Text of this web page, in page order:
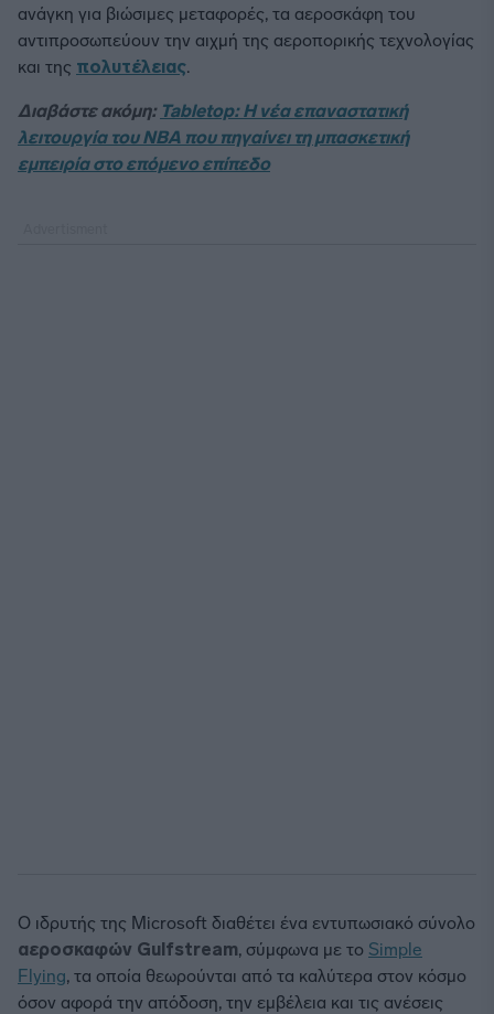
ανάγκη για βιώσιμες μεταφορές, τα αεροσκάφη του
αντιπροσωπεύουν την αιχμή της αεροπορικής τεχνολογίας
και της πολυτέλειας.
Διαβάστε ακόμη: Tabletop: Η νέα επαναστατική
λειτουργία του NBA που πηγαίνει τη μπασκετική
εμπειρία στο επόμενο επίπεδο
Ο ιδρυτής της Microsoft διαθέτει ένα εντυπωσιακό σύνολο
αεροσκαφών Gulfstream, σύμφωνα με το Simple
Flying, τα οποία θεωρούνται από τα καλύτερα στον κόσμο
όσον αφορά την απόδοση, την εμβέλεια και τις ανέσεις